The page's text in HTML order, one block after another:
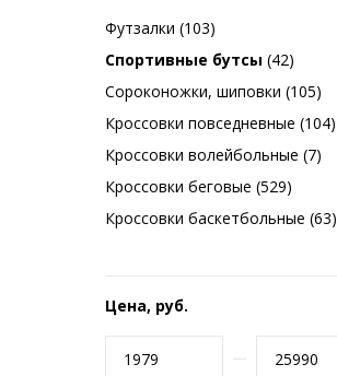
Футзалки (103)
Спортивные бутсы (42)
Сороконожки, шиповки (105)
Кроссовки повседневные (104)
Кроссовки волейбольные (7)
Кроссовки беговые (529)
Кроссовки баскетбольные (63)
Цена, руб.